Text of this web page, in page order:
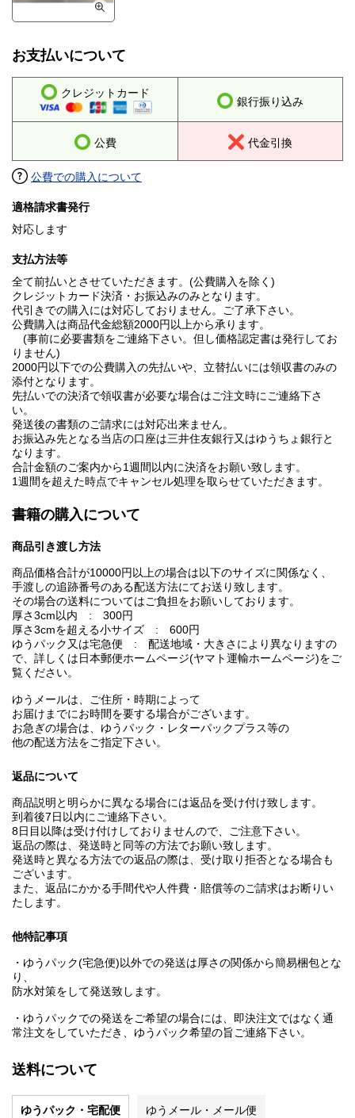
お支払いについて
クレジットカード
銀行振り込み
公費 代金引換
公費での購入について
適格請求書発行
対応します
支払方法等
全て前払いとさせていただきます。(公費購入を除く)
クレジットカード決済・お振込みのみとなります。
代引きでの購入には対応しておりません。ご了承下さい。
公費購入は商品代金総額2000円以上から承ります。
(事前に必要書類をご連絡下さい。但し価格認定書は発行してお
りません)
2000円以下での公費購入の先払いや、立替払いには領収書のみの
添付となります。
先払いでの決済で領収書が必要な場合はご注文時にご連絡下さ
い。
発送後の書類のご請求には対応出来ません。
お振込み先となる当店の口座は三井住友銀行又はゆうちょ銀行と
なります。
合計金額のご案内から1週間以内に決済をお願い致します。
1週間を超えた時点でキャンセル処理を取らせていただきます。
書籍の購入について
商品引き渡し方法
商品価格合計が10000円以上の場合は以下のサイズに関係なく、
手渡しの追跡番号のある配送方法にてお送り致します。
その場合の送料についてはご負担をお願いしております。
厚さ3cm以内 : 300円
厚さ3cmを超える小サイズ : 600円
ゆうパック又は宅急便 : 配送地域・大きさにより異なりますの
で、詳しくは日本郵便ホームページ(ヤマト運輸ホームページ)をご
覧ください。
ゆうメールは、ご住所・時期によって
お届けまでにお時間を要する場合がございます。
お急ぎの場合は、ゆうパック・レターパックプラス等の
他の配送方法をご指定下さい。
返品について
商品説明と明らかに異なる場合には返品を受け付け致します。
到着後7日以内にご連絡下さい。
8日目以降は受け付けしておりませんので、ご注意下さい。
返品の際は、発送時と同等の方法でお願い致します。
発送時と異なる方法での返品の際は、受け取り拒否となる場合も
ございます。
また、返品にかかる手間代や人件費・賠償等のご請求はお断りい
たします。
他特記事項
・ゆうパック(宅急便)以外での発送は厚さの関係から簡易梱包とな
り、
防水対策をして発送致します。
・ゆうパックでの発送をご希望の場合には、即決注文ではなく通
常注文をしていただき、ゆうパック希望の旨ご連絡下さい。
送料について
ゆうパック・宅配便 ゆうメール・メール便